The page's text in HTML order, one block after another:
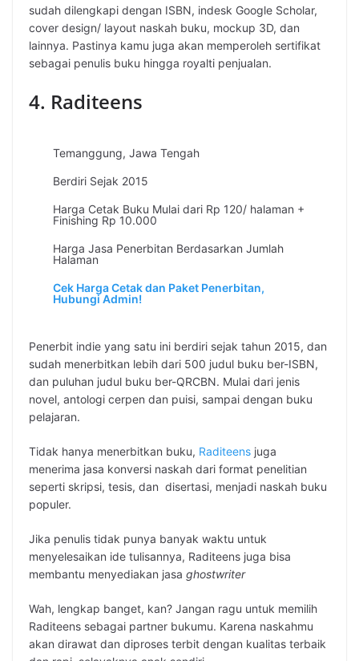
sudah dilengkapi dengan ISBN, indesk Google Scholar,
cover design/ layout naskah buku, mockup 3D, dan
lainnya. Pastinya kamu juga akan memperoleh sertifikat
sebagai penulis buku hingga royalti penjualan.
4. Raditeens
Temanggung, Jawa Tengah
Berdiri Sejak 2015
Harga Cetak Buku Mulai dari Rp 120/ halaman +
Finishing Rp 10.000
Harga Jasa Penerbitan Berdasarkan Jumlah
Halaman
Cek Harga Cetak dan Paket Penerbitan,
Hubungi Admin!
Penerbit indie yang satu ini berdiri sejak tahun 2015, dan
sudah menerbitkan lebih dari 500 judul buku ber-ISBN,
dan puluhan judul buku ber-QRCBN. Mulai dari jenis
novel, antologi cerpen dan puisi, sampai dengan buku
pelajaran.
Tidak hanya menerbitkan buku, Raditeens juga
menerima jasa konversi naskah dari format penelitian
seperti skripsi, tesis, dan disertasi, menjadi naskah buku
populer.
Jika penulis tidak punya banyak waktu untuk
menyelesaikan ide tulisannya, Raditeens juga bisa
membantu menyediakan jasa ghostwriter
Wah, lengkap banget, kan? Jangan ragu untuk memilih
Raditeens sebagai partner bukumu. Karena naskahmu
akan dirawat dan diproses terbit dengan kualitas terbaik